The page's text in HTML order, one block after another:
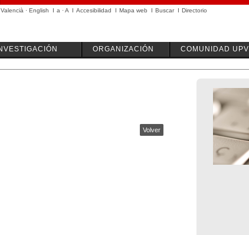
Valencià · English I a ·A I Accesibilidad I Mapa web I Buscar I Directorio
ORGANIZACIÓN COMUNIDAD UPV
Volver